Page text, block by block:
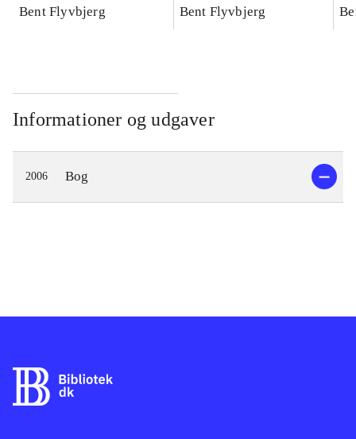
konkretes videnskab
Bent Flyvbjerg
konkretes videnskab
Bent Flyvbjerg
Informationer og udgaver
2006 Bog